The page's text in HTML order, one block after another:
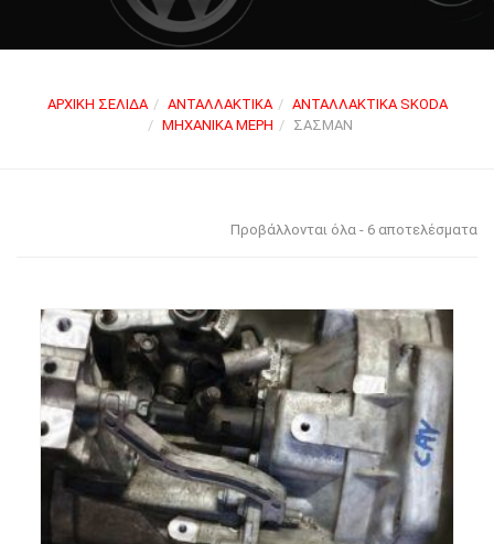
ΑΡΧΙΚΉ ΣΕΛΊΔΑ ΑΝΤΑΛΛΑΚΤΙΚΆ
ΑΝΤΑΛΛΑΚΤΙΚΆ SKODA
ΜΗΧΑΝΙΚΆ ΜΈΡΗ
ΣΑΣΜΆΝ
Προβάλλονται όλα - 6 αποτελέσματα